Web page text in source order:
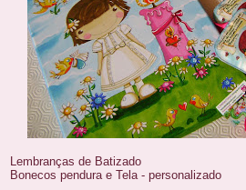
Lembranças de Batizado
Bonecos pendura e Tela - personalizado